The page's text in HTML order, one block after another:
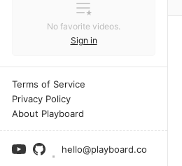
No favorite videos.
Sign in
Terms of Service
Privacy Policy
About Playboard
hello@playboard.co